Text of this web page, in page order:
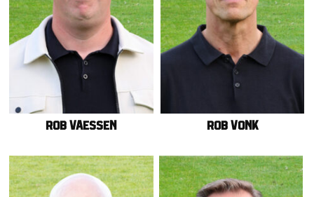
Rob Vaessen Rob Vonk